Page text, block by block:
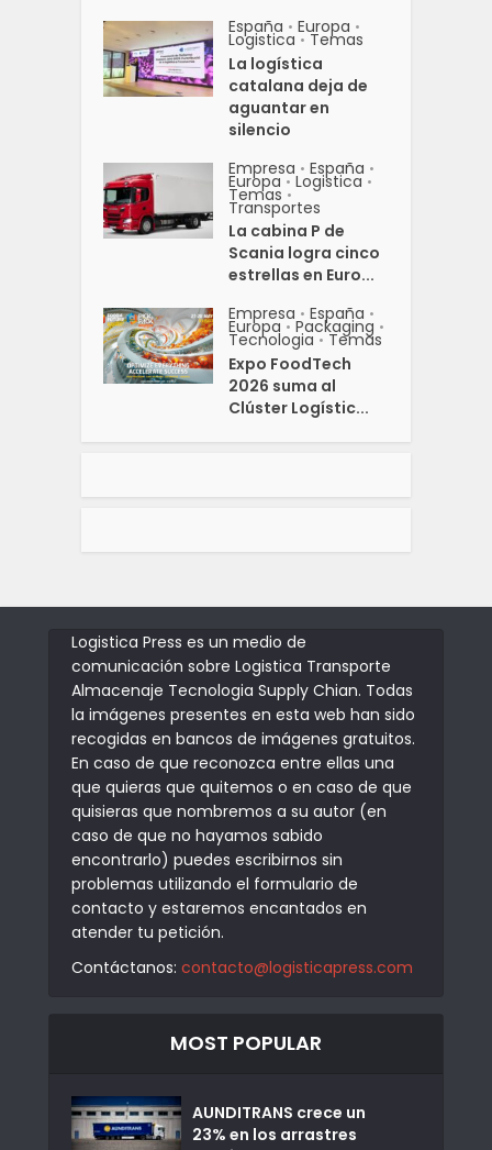
España • Europa •
Logistica • Temas
La logística
catalana deja de
aguantar en
silencio
Empresa • España •
Europa • Logistica •
Temas •
Transportes
La cabina P de
Scania logra cinco
estrellas en Euro...
Empresa • España •
Europa • Packaging •
Tecnologia • Temas
Expo FoodTech
2026 suma al
Clúster Logístic...
Logistica Press es un medio de
comunicación sobre Logistica Transporte
Almacenaje Tecnologia Supply Chian. Todas
la imágenes presentes en esta web han sido
recogidas en bancos de imágenes gratuitos.
En caso de que reconozca entre ellas una
que quieras que quitemos o en caso de que
quisieras que nombremos a su autor (en
caso de que no hayamos sabido
encontrarlo) puedes escribirnos sin
problemas utilizando el formulario de
contacto y estaremos encantados en
atender tu petición.
Contáctanos: contacto@logisticapress.com
MOST POPULAR
AUNDITRANS crece un
23% en los arrastres